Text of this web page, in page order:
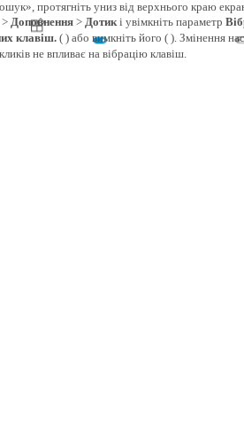
протягніть униз від верхнього краю
> Доповнення > Дотикі увімкніть параметр
клавіш. ( ) або вимкніть його ( ). Змінення
не впливає на вібрацію клавіш.